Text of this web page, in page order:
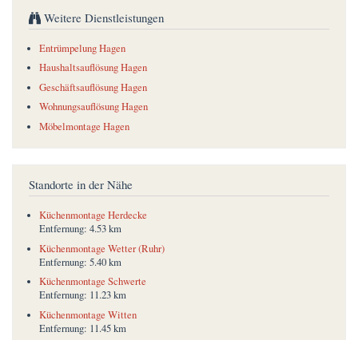
Weitere Dienstleistungen
Entrümpelung Hagen
Haushaltsauflösung Hagen
Geschäftsauflösung Hagen
Wohnungsauflösung Hagen
Möbelmontage Hagen
Standorte in der Nähe
Küchenmontage Herdecke
Entfernung: 4.53 km
Küchenmontage Wetter (Ruhr)
Entfernung: 5.40 km
Küchenmontage Schwerte
Entfernung: 11.23 km
Küchenmontage Witten
Entfernung: 11.45 km